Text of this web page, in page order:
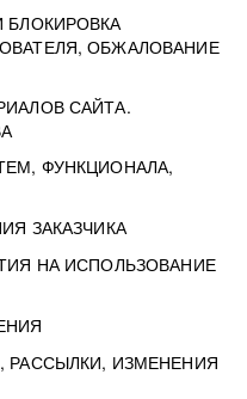
БЛОКИРОВКА
ОБЖАЛОВАНИЕ
САЙТА.
ФУНКЦИОНАЛА,
ЗАКАЗЧИКА
НА ИСПОЛЬЗОВАНИЕ
РАССЫЛКИ, ИЗМЕНЕНИЯ